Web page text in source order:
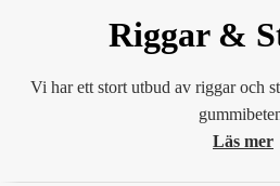
Riggar &
Vi har ett stort utbud av riggar och
Läs mer